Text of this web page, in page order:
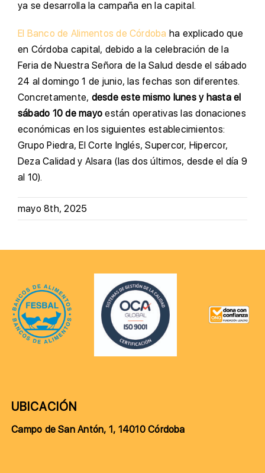
ya se desarrolla la campaña en la capital.
El Banco de Alimentos de Córdoba ha explicado que
en Córdoba capital, debido a la celebración de la
Feria de Nuestra Señora de la Salud desde el sábado
24 al domingo 1 de junio, las fechas son diferentes.
Concretamente, desde este mismo lunes y hasta el
sábado 10 de mayo están operativas las donaciones
económicas en los siguientes establecimientos:
Grupo Piedra, El Corte Inglés, Supercor, Hipercor,
Deza Calidad y Alsara (las dos últimos, desde el día 9
al 10).
mayo 8th, 2025
UBICACIÓN
Campo de San Antón, 1, 14010 Córdoba